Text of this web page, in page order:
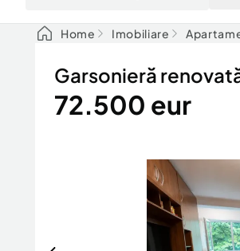
Home Imobiliare
Garsonieră
72.500 eur